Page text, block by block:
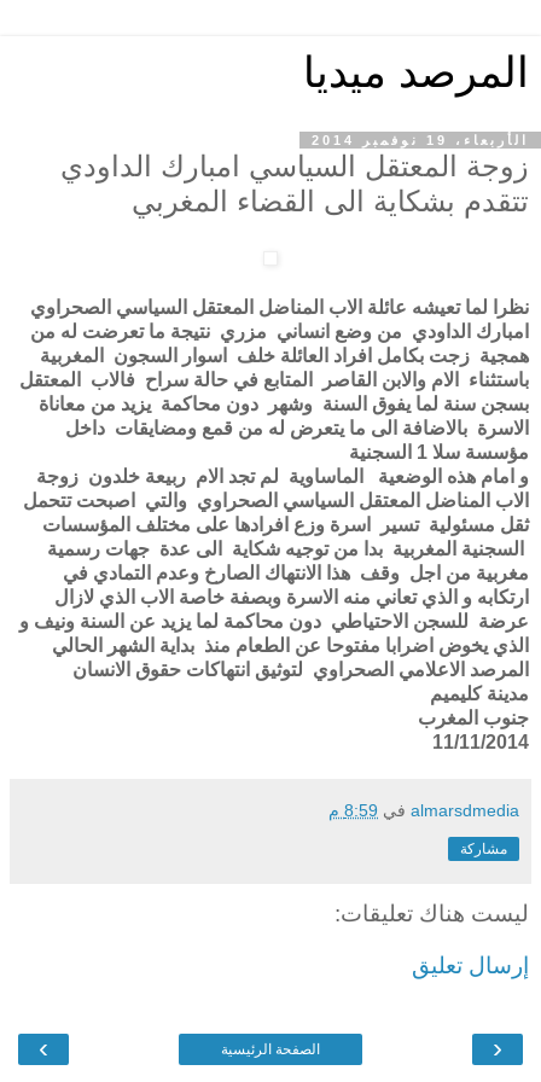
المرصد ميديا
الأربعاء، 19 نوفمبر 2014
زوجة المعتقل السياسي امبارك الداودي
تتقدم بشكاية الى القضاء المغربي
نظرا لما تعيشه عائلة الاب المناضل المعتقل السياسي الصحراوي
امبارك الداودي من وضع انساني مزري نتيجة ما تعرضت له من
همجية زجت بكامل افراد العائلة خلف اسوار السجون المغربية
باستثناء الام والابن القاصر المتابع في حالة سراح فالاب المعتقل
بسجن سنة لما يفوق السنة وشهر دون محاكمة يزيد من معاناة
الاسرة بالاضافة الى ما يتعرض له من قمع ومضايقات داخل
مؤسسة سلا 1 السجنية
و امام هذه الوضعية الماساوية لم تجد الام ربيعة خلدون زوجة
الاب المناضل المعتقل السياسي الصحراوي والتي اصبحت تتحمل
ثقل مسئولية تسير اسرة وزع افرادها على مختلف المؤسسات
السجنية المغربية بدا من توجيه شكاية الى عدة جهات رسمية
مغربية من اجل وقف هذا الانتهاك الصارخ وعدم التمادي في
ارتكابه و الذي تعاني منه الاسرة وبصفة خاصة الاب الذي لازال
عرضة للسجن الاحتياطي دون محاكمة لما يزيد عن السنة ونيف و
الذي يخوض اضرابا مفتوحا عن الطعام منذ بداية الشهر الحالي
المرصد الاعلامي الصحراوي لتوثيق انتهاكات حقوق الانسان
مدينة كليميم
جنوب المغرب
11/11/2014
almarsdmedia في 8:59 م
مشاركة
ليست هناك تعليقات:
إرسال تعليق
‹
› الصفحة الرئيسية